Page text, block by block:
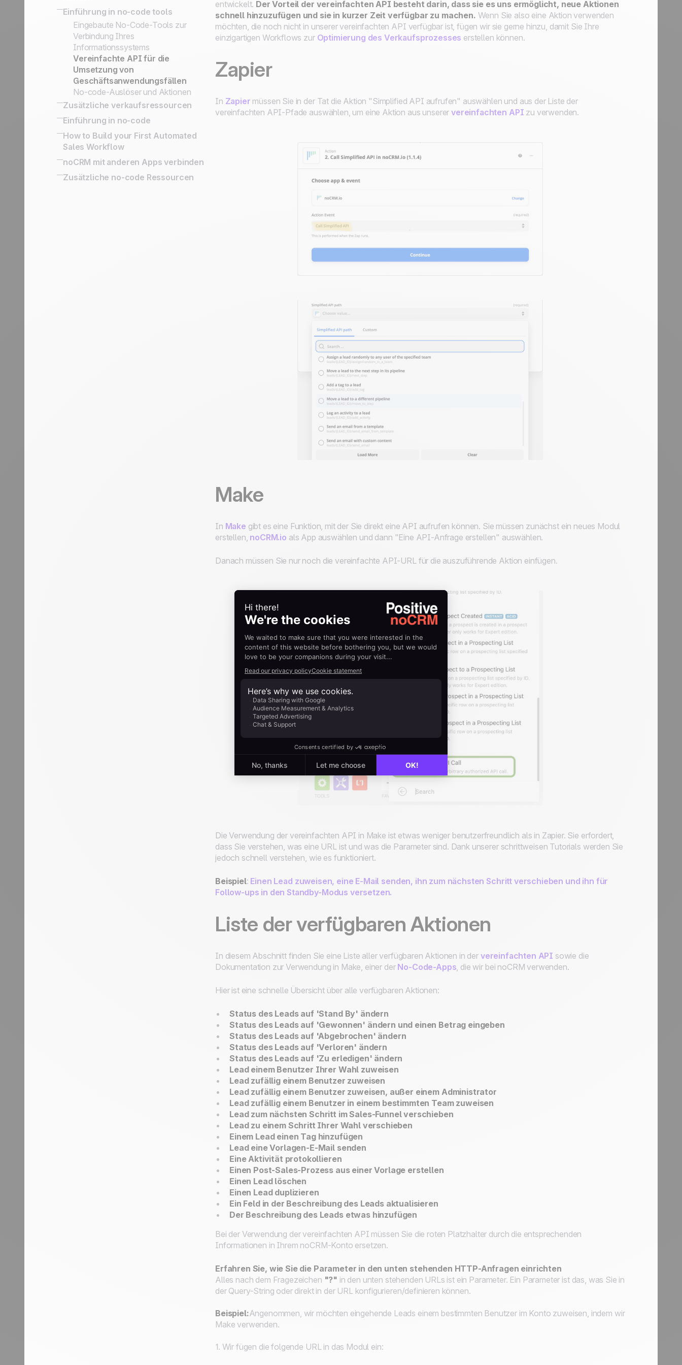
weitere Schlüsselinformationen
Status vs. Sales Schritte
Kundenakquise Methoden:
Prospecting Listen, Leads und
Kundenordner
Prospects vs. Leads
Die Service-Philosophie: Einfachheit
und Effizienz
Die noCRM Sales Academy
Verwandeln Sie qualifizierte
Interessenten in Leads
Wie Sie Ihre Telefonakquise richtig
organisieren
Marketing Zwecke exportieren
Aktivitätsbasierte Vertriebsstrategie
So funktioniert Upsells und
Kundenpflege
Follow- up mit Gewonnenen Leads
Einführung in no-code tools
Eingebaute No-Code-Tools zur
Verbindung Ihres
Informationssystems
Vereinfachte API für die
Umsetzung von
Geschäftsanwendungsfällen
No-code-Auslöser und Aktionen
Zusätzliche verkaufsressourcen
SPIN Selling
Einführung in no-code
No-code apps
How to Build your First Automated
Sales Workflow
Automatisierung von Arbeitsabläufen
The Butler
noCRM mit anderen Apps verbinden
Wie Sie noCRM mit Ihrem eigenen
Zusätzliche no-code Ressourcen
entwickelt. Der Vorteil der vereinfachten API besteht darin, dass sie es uns ermöglicht, neue Aktionen
schnell hinzuzufügen und sie in kurzer Zeit verfügbar zu machen. Wenn Sie also eine Aktion verwenden
möchten, die noch nicht in unserer vereinfachten API verfügbar ist, fügen wir sie gerne hinzu, damit Sie Ihre
einzigartigen Workflows zur Optimierung des Verkaufsprozesses erstellen können.
Zapier
In Zapier müssen Sie in der Tat die Aktion "Simplified API aufrufen" auswählen und aus der Liste der
vereinfachten API-Pfade auswählen, um eine Aktion aus unserervereinfachten API zu verwenden.
Make
In Make gibt es eine Funktion, mit der Sie direkt eine API aufrufen können. Sie müssen zunächst ein neues Modul
erstellen, noCRM.io als App auswählen und dann "Eine API-Anfrage erstellen" auswählen.
Danach müssen Sie nur noch die vereinfachte API-URL für die auszuführende Aktion einfügen.
Die Verwendung der vereinfachten API in Make ist etwas weniger benutzerfreundlich als in Zapier. Sie erfordert,
dass Sie verstehen, was eine URL ist und was die Parameter sind. Dank unserer schrittweisen Tutorials werden Sie
jedoch schnell verstehen, wie es funktioniert.
Beispiel: Einen Lead zuweisen, eine E-Mail senden, ihn zum nächsten Schritt verschieben und ihn für
Follow-ups in den Standby-Modus versetzen.
Liste der verfügbaren Aktionen
In diesem Abschnitt finden Sie eine Liste aller verfügbaren Aktionen in der vereinfachten API sowie die
Dokumentation zur Verwendung in Make, einer der No-Code-Apps, die wir bei noCRM verwenden.
Hier ist eine schnelle Übersicht über alle verfügbaren Aktionen:
Status des Leads auf 'Stand By' ändern
Status des Leads auf 'Gewonnen' ändern und einen Betrag eingeben
Status des Leads auf 'Abgebrochen' ändern
Status des Leads auf 'Verloren' ändern
Status des Leads auf 'Zu erledigen' ändern
Lead einem Benutzer Ihrer Wahl zuweisen
Lead zufällig einem Benutzer zuweisen
Lead zufällig einem Benutzer zuweisen, außer einem Administrator
Lead zufällig einem Benutzer in einem bestimmten Team zuweisen
Lead zum nächsten Schritt im Sales-Funnel verschieben
Lead zu einem Schritt Ihrer Wahl verschieben
Einem Lead einen Tag hinzufügen
Lead eine Vorlagen-E-Mail senden
Eine Aktivität protokollieren
Einen Post-Sales-Prozess aus einer Vorlage erstellen
Einen Lead löschen
Einen Lead duplizieren
Ein Feld in der Beschreibung des Leads aktualisieren
Der Beschreibung des Leads etwas hinzufügen
Bei der Verwendung der vereinfachten API müssen Sie die roten Platzhalter durch die entsprechenden
Informationen in Ihrem noCRM-Konto ersetzen.
Erfahren Sie, wie Sie die Parameter in den unten stehenden HTTP-Anfragen einrichten
Alles nach dem Fragezeichen "?" in den unten stehenden URLs ist ein Parameter. Ein Parameter ist das, was Sie in
der Query-String oder direkt in der URL konfigurieren/definieren können.
Beispiel:Angenommen, wir möchten eingehende Leads einem bestimmten Benutzer im Konto zuweisen, indem wir
Make verwenden.
1. Wir fügen die folgende URL in das Modul ein: